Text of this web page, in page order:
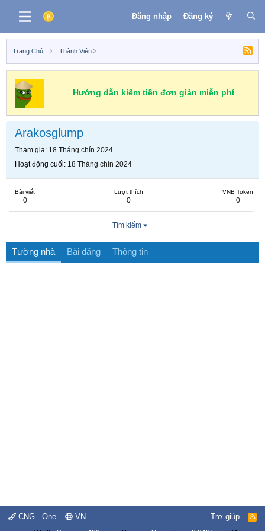
Đăng nhập Đăng ký
Trang Chủ Thành Viên
Hướng dẫn kiếm tiền đơn giản miễn phí
Arakosglump
Tham gia 18 Tháng chín 2024
Hoạt động cuối 18 Tháng chín 2024
Bài viết
0
Lượt thích
0
VNB Token
0
Tìm kiếm
Tường nhà Bài đăng Thông tin
CNG - One VN Trợ giúp
R